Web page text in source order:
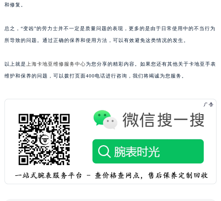
和修复。
总之，“变凶”的劳力士并不一定是质量问题的表现，更多的是由于日常使用中的不当行为
所导致的问题。通过正确的保养和使用方法，可以有效避免这类情况的发生。
以上就是 上海卡地亚维修服务中心为您分享的精彩内容。如果您还有其他关于卡地亚手表
维护和保养的问题，可以拨打页面400电话进行咨询，我们将竭诚为您服务。